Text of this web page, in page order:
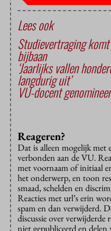
Lees ook
Studievertraging
bijbaan
‘Jaarlijks vallen
langdurig uit’
VU-docent
Reageren?
Dat is alleen mogelijk met
verbonden aan de VU.
met voornaam of initiaal
het onderwerp, en toon
smaad, schelden en
Reacties met url’s erin
spam en dan verwijderd.
discussie over verwijderde
niet gepubliceerd en